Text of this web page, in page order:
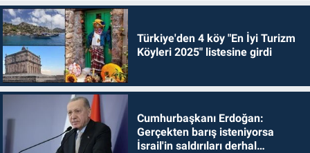
Türkiye'den 4 köy "En İyi Turizm
Köyleri 2025" listesine girdi
Cumhurbaşkanı Erdoğan:
Gerçekten barış isteniyorsa
İsrail'in saldırıları derhal